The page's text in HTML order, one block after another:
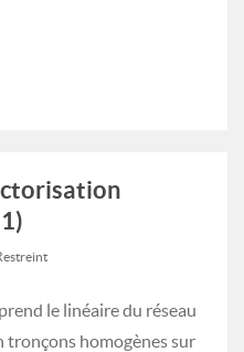
le linéaire du réseau
tronçons homogènes sur